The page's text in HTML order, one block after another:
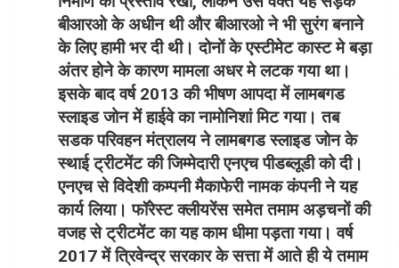
बीआरओ के अधीन थी और बीआरओ ने भी सुरंग बनाने
के लिए हामी भर दी थी। दोनों के एस्टीमेट कास्ट मे बड़ा
अंतर होने के कारण मामला अधर मे लटक गया था।
इसके बाद वर्ष 2013 की भीषण आपदा में लामबगड
स्लाइड जोन में हाईवे का नामोनिशां मिट गया। तब
सडक परिवहन मंत्रालय ने लामबगड स्लाइड जोन के
स्थाई ट्रीटमेंट की जिम्मेदारी एनएच पीडब्लूडी को दी।
एनएच से विदेशी कम्पनी मैकाफेरी नामक कंपनी ने यह
कार्य लिया। फॉरेस्ट क्लीयरेंस समेत तमाम अड़चनों की
वजह से ट्रीटमेंट का यह काम धीमा पड़ता गया। वर्ष
2017 में त्रिवेन्द्र सरकार के सत्ता में आते ही ये तमाम